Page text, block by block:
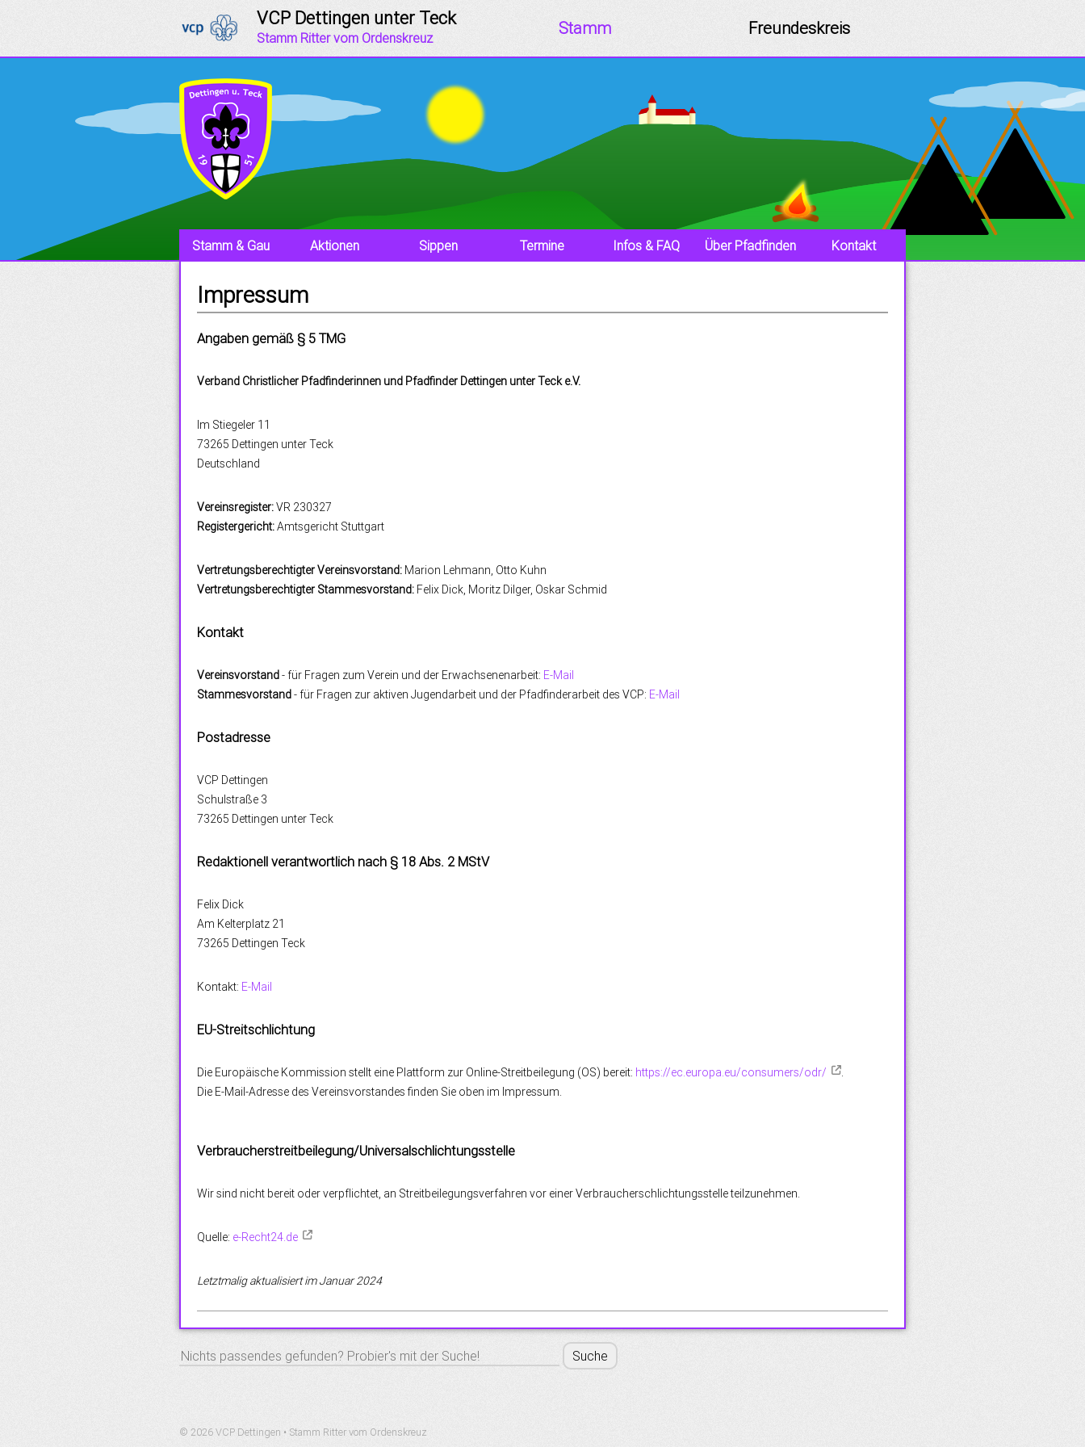
VCP Dettingen unter Teck
Stamm Ritter vom Ordenskreuz Stamm Freundeskreis
Stamm & Gau Aktionen Sippen Termine Infos & FAQ Über Pfadfinden Kontakt
Impressum
Angaben gemäß § 5 TMG
Verband Christlicher Pfadfinderinnen und Pfadfinder Dettingen unter Teck e.V.
Im Stiegeler 11
73265 Dettingen unter Teck
Deutschland
Vereinsregister:VR 230327
Registergericht:Amtsgericht Stuttgart
Vertretungsberechtigter Vereinsvorstand: Marion Lehmann, Otto Kuhn
Vertretungsberechtigter Stammesvorstand: Felix Dick, Moritz Dilger, Oskar Schmid
Kontakt
Vereinsvorstand- für Fragen zum Verein und der Erwachsenenarbeit: E-Mail
Stammesvorstand- für Fragen zur aktiven Jugendarbeit und der Pfadfinderarbeit des VCP: E-Mail
Postadresse
VCP Dettingen
Schulstraße 3
73265 Dettingen unter Teck
Redaktionell verantwortlich nach § 18 Abs. 2 MStV
Felix Dick
Am Kelterplatz 21
73265 Dettingen Teck
Kontakt: E-Mail
EU-Streitschlichtung
Die Europäische Kommission stellt eine Plattform zur Online-Streitbeilegung (OS) bereit: https://ec.europa.eu/consumers/odr/
.
Die E-Mail-Adresse des Vereinsvorstandes finden Sie oben im Impressum.
Verbraucherstreitbeilegung/Universalschlichtungsstelle
Wir sind nicht bereit oder verpflichtet, an Streitbeilegungsverfahren vor einer Verbraucherschlichtungsstelle teilzunehmen.
Quelle: e-Recht24.de
Letztmalig aktualisiert im Januar 2024
S
e
h
© 2026 VCP Dettingen • Stamm Ritter vom Ordenskreuz